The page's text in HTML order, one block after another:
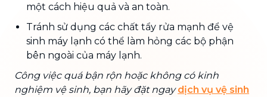
một cách hiệu quả và an toàn.
Tránh sử dụng các chất tẩy rửa mạnh để vệ
sinh máy lạnh có thể làm hỏng các bộ phận
bên ngoài của máy lạnh.
Công việc quá bận rộn hoặc không có kinh
nghiệm vệ sinh, bạn hãy đặt ngaydịch vụ vệ sinh